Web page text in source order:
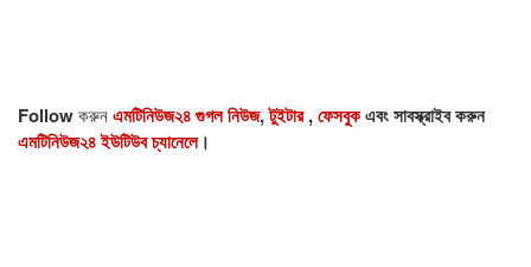
Followকরুনএমটিনিউজ২৪ গুগল নিউজ,টুইটার,ফেসবুকএবং সাবস্ক্রাইব করুন
এমটিনিউজ২৪ ইউটিউব চ্যানেলে।